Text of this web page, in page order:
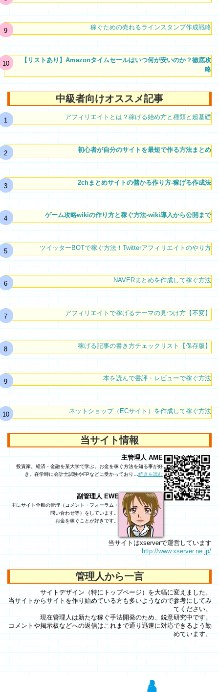
稼ぐための売れるラインスタンプ作成戦略
【リストあり】Amazonタイムセールはいつ何が安いのか？徹底攻
略
中級者向けオススメ記事
アフィリエイトとは？稼げる始め方と種類と超基礎
初心者が自分のサイトを最短で作る方法まとめ
2chまとめサイトの儲かる作り方-稼げる作成法
ゲーム攻略wikiの作り方と稼ぐ方法-wiki導入から公開まで
ツイッターBOTで稼ぐ方法！Twitterアフィリエイトのやり方
NAVERまとめを作成して稼ぐ方法
アフィリエイトで稼げるテーマの見つけ方【不変】
稼げる記事の書き方チェックリスト【保存版】
本を読んで書評・レビューで稼ぐ方法
ネットショップ（ECサイト）を作成して稼ぐ方法
当サイト情報
主管理人 AME
投資家。経済・金融を某大学で学ぶ。お金を稼ぐ方法を知る事が好
き。在学時に会計士試験やFPなどに受かっており… 続きを読む
副管理人 EWE
主にサイト全般の管理（コメント・フォーラム・
問い合わせ等）をしています。
お金を稼ぐことが好きです。
当サイトはxserverで運営しています
http://www.xserver.ne.jp/
管理人から一言
サイトデザイン（特にトップページ）を大幅に変えました。
当サイトからサイトを作り始めている方も多いようなので参考にしてみ
てください。
現在管理人は新たな稼ぐ手法開発のため、鋭意研究中です。
コメントや掲示板などへの返信はこれまで通り迅速に対応できるよう勤
めています。